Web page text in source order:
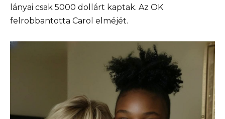
lányai csak 5000 dollárt kaptak. Az OK
felrobbantotta Carol elméjét.